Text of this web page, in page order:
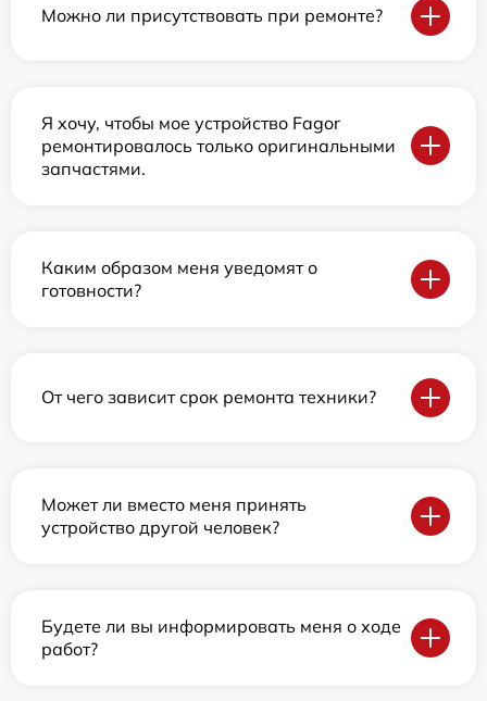
Можно ли присутствовать при ремонте?
Я хочу, чтобы мое устройство Fagor
ремонтировалось только оригинальными
запчастями.
Каким образом меня уведомят о
готовности?
От чего зависит срок ремонта техники?
Может ли вместо меня принять
устройство другой человек?
Будете ли вы информировать меня о ходе
работ?